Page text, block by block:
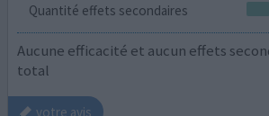
Quantité effets secondaires
Aucune efficacité et aucun effets
total
votre avis